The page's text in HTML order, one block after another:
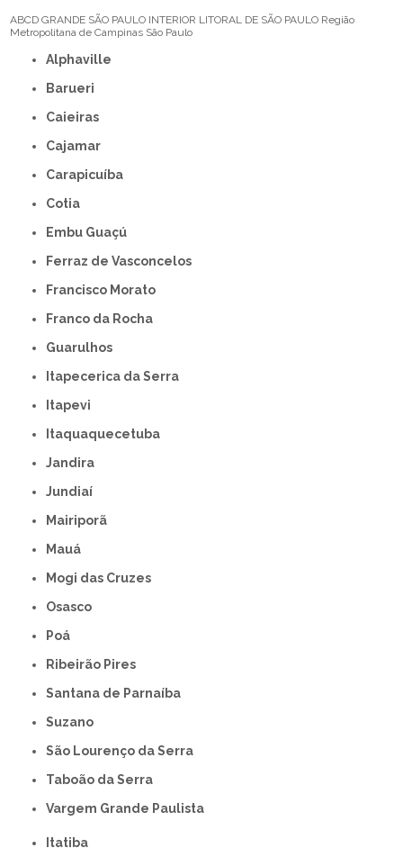
ABCD GRANDE SÃO PAULO INTERIOR LITORAL DE SÃO PAULO Região
Metropolitana de Campinas São Paulo
Alphaville
Barueri
Caieiras
Cajamar
Carapicuíba
Cotia
Embu Guaçú
Ferraz de Vasconcelos
Francisco Morato
Franco da Rocha
Guarulhos
Itapecerica da Serra
Itapevi
Itaquaquecetuba
Jandira
Jundiaí
Mairiporã
Mauá
Mogi das Cruzes
Osasco
Poá
Ribeirão Pires
Santana de Parnaíba
Suzano
São Lourenço da Serra
Taboão da Serra
Vargem Grande Paulista
Itatiba